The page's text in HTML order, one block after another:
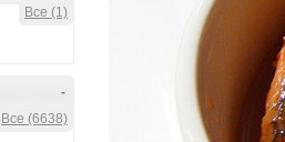
Все (1)
-
Все (6638)